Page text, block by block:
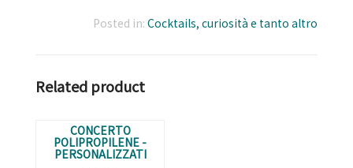
Posted in: Cocktails, curiosità e tanto altro
Related product
CONCERTO
POLIPROPILENE -
PERSONALIZZATI